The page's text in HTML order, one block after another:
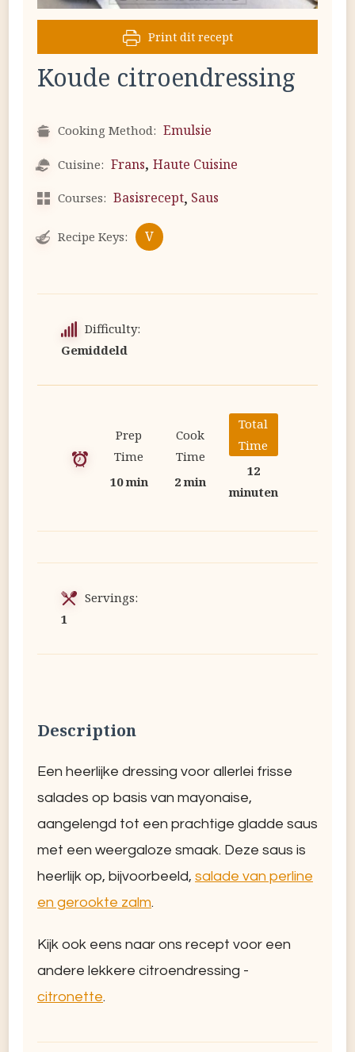
Print dit recept
Koude citroendressing
Cooking Method: Emulsie
Cuisine: Frans, Haute Cuisine
Courses: Basisrecept, Saus
Recipe Keys: V
Difficulty:
Gemiddeld
Prep
Time
10 min
Cook
Time
2 min
Total
Time
12
minuten
Servings:
1
Description
Een heerlijke dressing voor allerlei frisse
salades op basis van mayonaise,
aangelengd tot een prachtige gladde saus
met een weergaloze smaak. Deze saus is
heerlijk op, bijvoorbeeld, salade van perline
en gerookte zalm.
Kijk ook eens naar ons recept voor een
andere lekkere citroendressing -
citronette.